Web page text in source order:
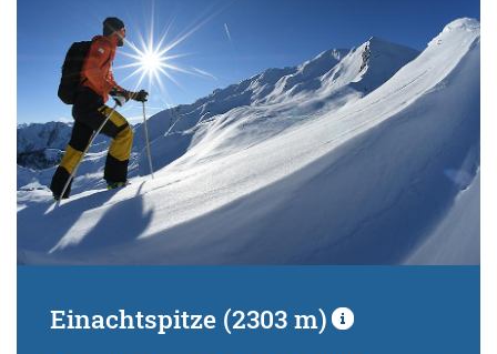
Kondition (Tourdauer):
von
bis
Suchbegriff:
Einachtspitze (2303 m)